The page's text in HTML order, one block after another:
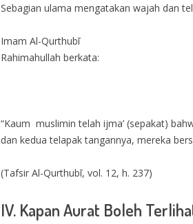
Sebagian ulama mengatakan wajah dan
Imam Al-Qurthubī
Rahimahullah berkata:
“Kaum muslimin telah ijma’ (sepakat)
dan kedua telapak tangannya, mereka
(Tafsir Al-Qurthubī, vol. 12, h. 237)
IV. Kapan Aurat Boleh